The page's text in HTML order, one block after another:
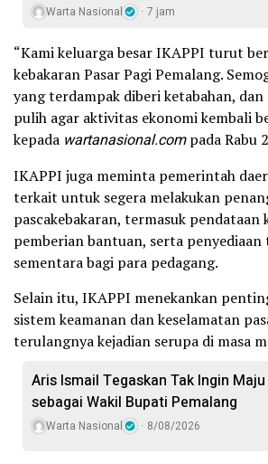
Warta Nasional 7 jam
“Kami keluarga besar IKAPPI turut
kebakaran Pasar Pagi Pemalang.
yang terdampak diberi ketabahan, dan
pulih agar aktivitas ekonomi kembali
kepada wartanasional.compada Rabu
IKAPPI juga meminta pemerintah
terkait untuk segera melakukan
pascakebakaran, termasuk pendataan
pemberian bantuan, serta
sementara bagi para pedagang.
Selain itu, IKAPPI menekankan
sistem keamanan dan keselamatan
terulangnya kejadian serupa di masa
Aris Ismail Tegaskan Tak Ingin Maju
sebagai Wakil Bupati Pemalang
Warta Nasional 8/08/2026